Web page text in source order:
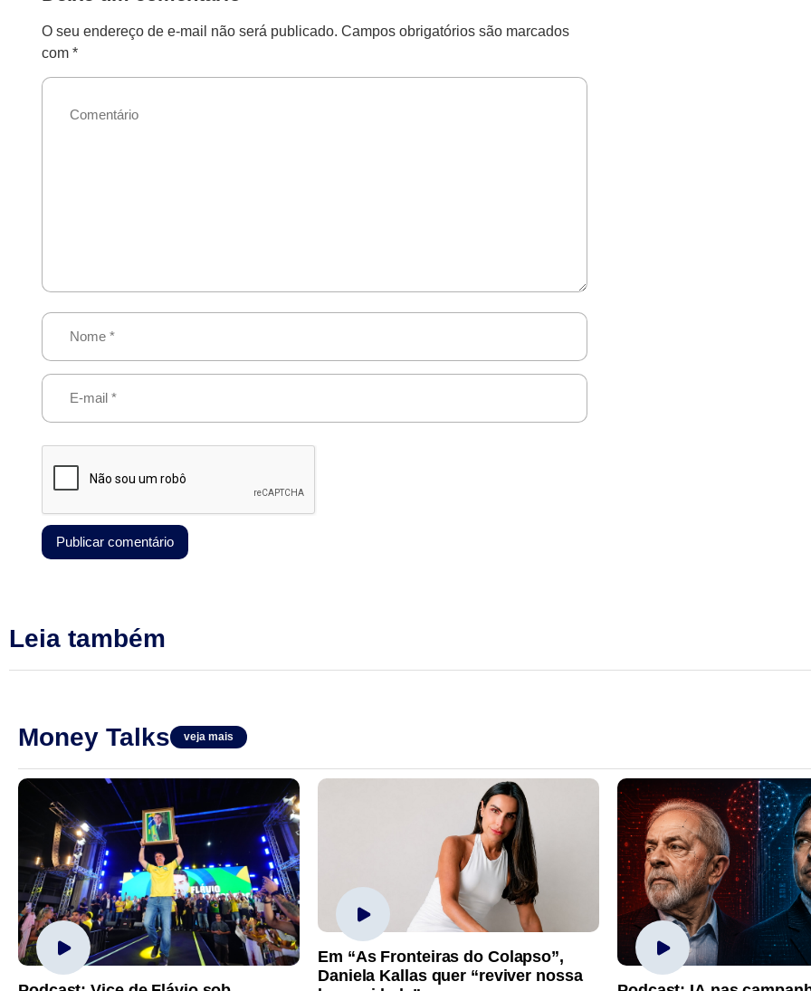
O seu endereço de e-mail não será publicado. Campos obrigatórios são marcados
com*
Leia também
Money Talks veja mais
Em “As Fronteiras do Colapso”,
Daniela Kallas quer “reviver nossa